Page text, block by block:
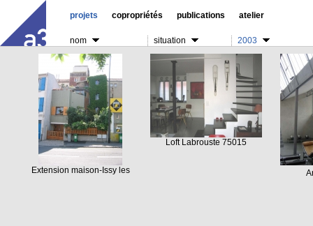
projets copropriétés publications atelier
nom situation 2003
Extension maison-Issy les
Loft Labrouste 75015